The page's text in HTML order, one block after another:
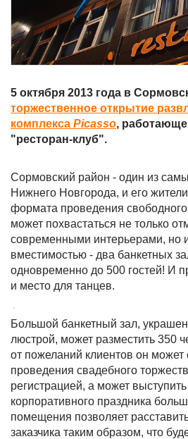
5 октября 2013 года в
торжественное открытие
комплекса Picasso,
"ресторан-клуб".
Сормовский район - один из
Нижнего Новгорода, и его
формата проведения
может похвастаться не только
современными интерьерами, но
вместимостью - два банкетных
одновременно до 500 гостей! И
и место для танцев.
Большой банкетный зал,
люстрой, может разместить 350
от пожеланий клиентов он может
проведения свадебного
регистрацией, а может
корпоративного праздника
помещения позволяет
заказчика таким образом, что